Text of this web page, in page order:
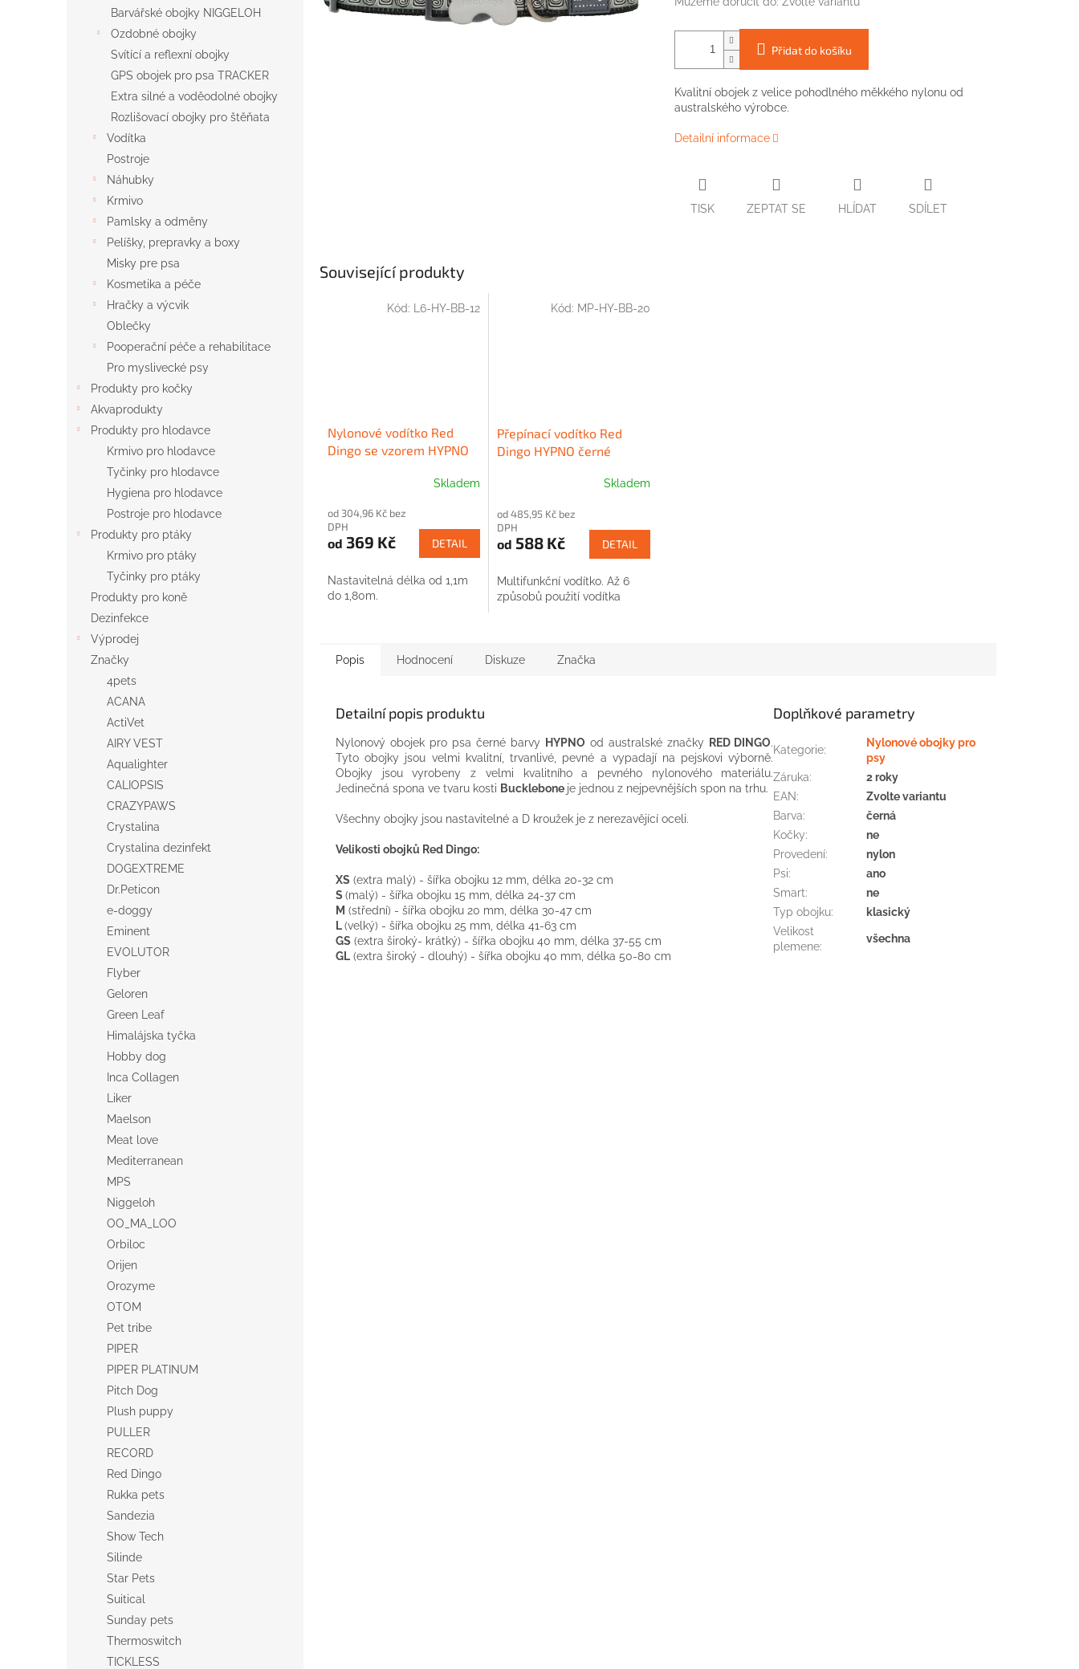
Barvářské obojky NIGGELOH
Ozdobné obojky
Svítící a reflexní obojky
GPS obojek pro psa TRACKER
Extra silné a voděodolné obojky
Rozlišovací obojky pro štěňata
Vodítka
Postroje
Náhubky
Krmivo
Pamlsky a odměny
Pelíšky, prepravky a boxy
Misky pre psa
Kosmetika a péče
Hračky a výcvik
Oblečky
Pooperační péče a rehabilitace
Pro myslivecké psy
Produkty pro kočky
Akvaprodukty
Produkty pro hlodavce
Krmivo pro hlodavce
Tyčinky pro hlodavce
Hygiena pro hlodavce
Postroje pro hlodavce
Produkty pro ptáky
Krmivo pro ptáky
Tyčinky pro ptáky
Produkty pro koně
Dezinfekce
Výprodej
Značky
4pets
ACANA
ActiVet
AIRY VEST
Aqualighter
CALIOPSIS
CRAZYPAWS
Crystalina
Crystalina dezinfekt
DOGEXTREME
Dr.Peticon
e-doggy
Eminent
EVOLUTOR
Flyber
Geloren
Green Leaf
Himalájska tyčka
Hobby dog
Inca Collagen
Liker
Maelson
Meat love
Mediterranean
MPS
Niggeloh
OO_MA_LOO
Orbiloc
Orijen
Orozyme
OTOM
Pet tribe
PIPER
PIPER PLATINUM
Pitch Dog
Plush puppy
PULLER
RECORD
Red Dingo
Rukka pets
Sandezia
Show Tech
Silinde
Star Pets
Suitical
Sunday pets
Thermoswitch
TICKLESS
Přidat do košíku
Kvalitní obojek z velice pohodlného měkkého nylonu od
australského výrobce.
Detailní informace
TISK ZEPTAT SE HLÍDAT SDÍLET
Související produkty
Nylonové vodítko Red
Dingo se vzorem HYPNO
Skladem
od 304,96 Kč bez
DPH
od 369 Kč DETAIL
Nastavitelná délka od 1,1m
do 1,80m.
Kód: L6-HY-BB-12
Přepínací vodítko Red
Dingo HYPNO černé
Skladem
od 485,95 Kč bez
DPH
od 588 Kč DETAIL
Multifunkční vodítko. Až 6
způsobů použití vodítka
Kód: MP-HY-BB-20
Popis Hodnocení Diskuze Značka
Detailní popis produktu
Nylonový obojek pro psa černé barvy HYPNO od australské značky RED DINGO.
Tyto obojky jsou velmi kvalitní, trvanlivé , pevné a vypadají na pejskovi výborně.
Obojky
jsou vyrobeny z velmi kvalitního a pevného nylonového materiálu.
Jedinečná spona ve tvaru kosti Bucklebone je jednou z nejpevnějších spon na trhu.
Všechny obojky jsou nastavitelné a D kroužek je z nerezavějící oceli.
Velikosti obojků Red Dingo:
XS (extra malý) - šířka obojku 12 mm , délka 20-32 cm
S (malý) - šířka obojku 15 mm , délka 24-37 cm
M (střední) - šířka obojku 20 mm , délka 30-47 cm
L(velký) - šířka obojku 25 mm , délka 41-63 cm
GS (extra široký- krátký) - šířka obojku 40 mm , délka 37-55 cm
GL (extra široký - dlouhý) - šířka obojku 40 mm , délka 50-80 cm
Doplňkové parametry
Kategorie:
Nylonové obojky pro
psy
Záruka:
2 roky
EAN:
Zvolte variantu
Barva:
černá
Kočky:
ne
Provedení:
nylon
Psi:
ano
Smart:
ne
Typ obojku:
klasický
Velikost
plemene:
všechna